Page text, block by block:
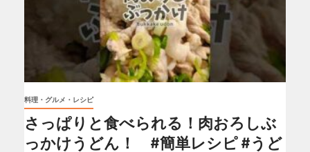
料理・グルメ・レシピ
さっぱりと食べられる！肉おろしぶ
っかけうどん！ #簡単レシピ #うど